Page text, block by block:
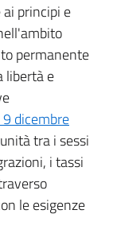
principi e
permanente
libertà e
9 dicembre
tra i sessi
i tassi
le esigenze